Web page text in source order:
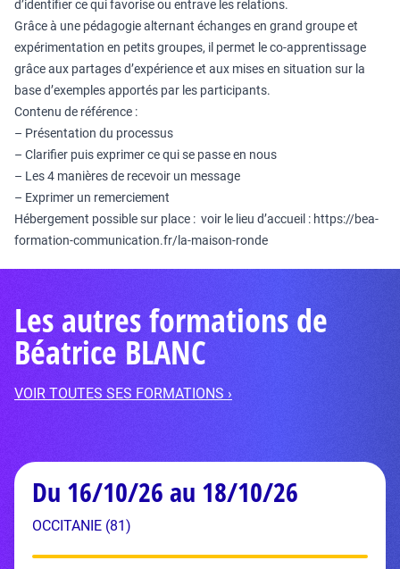
d’identifier ce qui favorise ou entrave les relations.
Grâce à une pédagogie alternant échanges en grand groupe et
expérimentation en petits groupes, il permet le co-apprentissage
grâce aux partages d’expérience et aux mises en situation sur la
base d’exemples apportés par les participants.
Contenu de référence :
– Présentation du processus
– Clarifier puis exprimer ce qui se passe en nous
– Les 4 manières de recevoir un message
– Exprimer un remerciement
Hébergement possible sur place : voir le lieu d’accueil : https://bea-
formation-communication.fr/la-maison-ronde
Les autres formations de
Béatrice BLANC
VOIR TOUTES SES FORMATIONS ›
Du 16/10/26 au 18/10/26
OCCITANIE (81)